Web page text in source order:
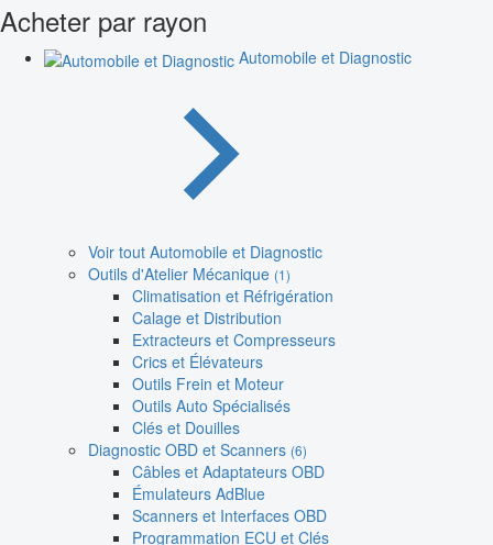
Acheter par rayon
Automobile et Diagnostic
Voir tout Automobile et Diagnostic
Outils d'Atelier Mécanique (1)
Climatisation et Réfrigération
Calage et Distribution
Extracteurs et Compresseurs
Crics et Élévateurs
Outils Frein et Moteur
Outils Auto Spécialisés
Clés et Douilles
Diagnostic OBD et Scanners (6)
Câbles et Adaptateurs OBD
Émulateurs AdBlue
Scanners et Interfaces OBD
Programmation ECU et Clés